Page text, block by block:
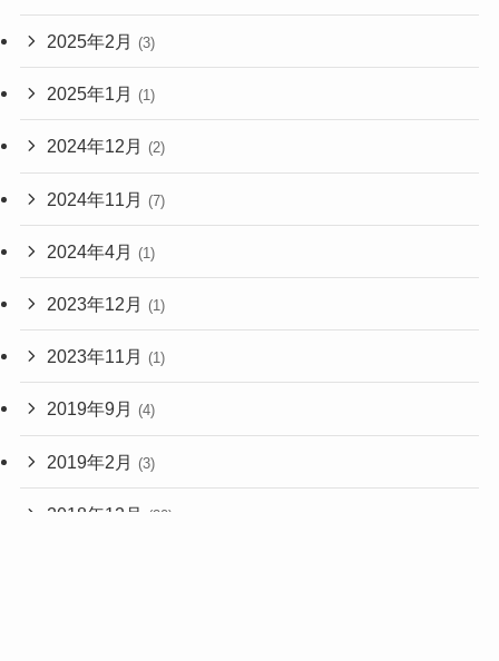
2025年2月 (3)
2025年1月 (1)
2024年12月 (2)
2024年11月 (7)
2024年4月 (1)
2023年12月 (1)
2023年11月 (1)
2019年9月 (4)
2019年2月 (3)
2018年12月 (20)